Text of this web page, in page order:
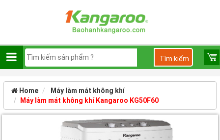
Home
Máy làm mát không khí
Máy làm mát không khí Kangaroo KG50F60